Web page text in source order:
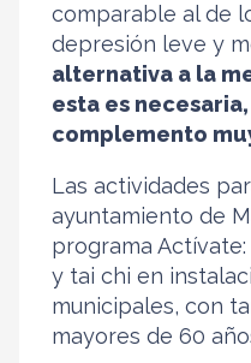
comparable al de
depresión leve y
alternativa a la
esta es
complemento
Las actividades
ayuntamiento de
programa
y tai chi en
municipales, con
mayores de 60